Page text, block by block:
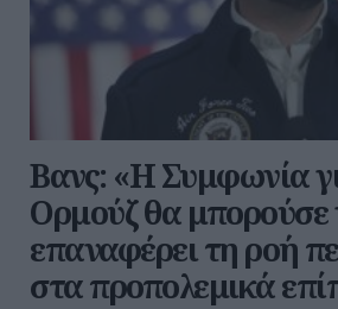
Βανς: «Η Συμφωνία
Ορμούζ θα μπορούσε
επαναφέρει τη ροή
στα προπολεμικά